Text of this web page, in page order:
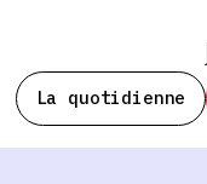
La quotidienne